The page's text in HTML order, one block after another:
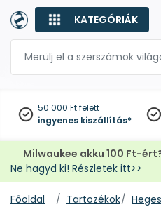
KATEGÓRIÁK
50 000 Ft felett
ingyenes kiszállítás*
Milwaukee akku 100 Ft-ért?
Ne hagyd ki! Részletek itt>>
Főoldal Tartozékok